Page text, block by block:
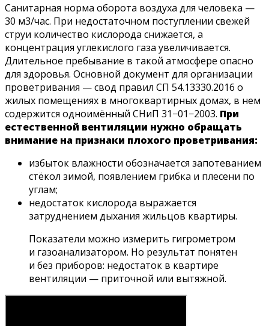
Санитарная норма оборота воздуха для человека —
30 м3/час. При недостаточном поступлении свежей
струи количество кислорода снижается, а
концентрация углекислого газа увеличивается.
Длительное пребывание в такой атмосфере опасно
для здоровья. Основной документ для организации
проветривания — свод правил СП 54.13330.2016 о
жилых помещениях в многоквартирных домах, в нем
содержится одноимённый СНиП 31−01−2003. При
естественной вентиляции нужно обращать
внимание на признаки плохого проветривания:
избыток влажности обозначается запотеванием
стёкол зимой, появлением грибка и плесени по
углам;
недостаток кислорода выражается
затруднением дыхания жильцов квартиры.
Показатели можно измерить гигрометром
и газоанализатором. Но результат понятен
и без приборов: недостаток в квартире
вентиляции — приточной или вытяжной.